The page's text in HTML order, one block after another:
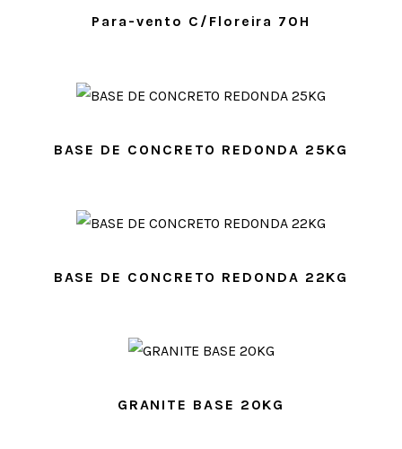
Para-vento C/Floreira 70H
BASE DE CONCRETO REDONDA 25KG
BASE DE CONCRETO REDONDA 22KG
GRANITE BASE 20KG